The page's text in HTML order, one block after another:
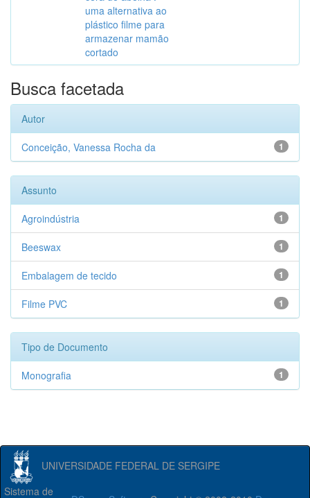
uma alternativa ao
plástico filme para
armazenar mamão
cortado
Busca facetada
Autor
1
Conceição, Vanessa Rocha da
Assunto
1
Agroindústria
1
Beeswax
1
Embalagem de tecido
1
Filme PVC
Tipo de Documento
1
Monografia
UNIVERSIDADE FEDERAL DE SERGIPE
Sistema de